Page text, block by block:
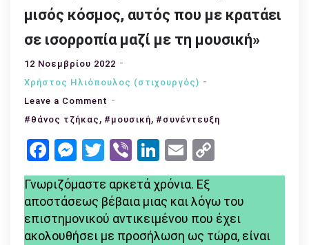
μισός κόσμος, αυτός που με κρατάει
σε ισορροπία μαζί με τη μουσική»
12 Νοεμβρίου 2022
Χρήστος Ηλιόπουλος (στιχουργός)
Leave a Comment on
Συνέντευξη
τον
Τζήκα:
«Η
Αστροφυσική
είναι
#θάνος τζήκας , #μουσική, #συνέντευξη
Facebook
Messenger
Twitter
ViberLinkedIn
Email
Link
Γνωριζόμαστε αρκετά χρόνια. Εξ
αποστάσεως βέβαια μιας και λόγω του
επιστημονικού αντικειμένου που έχει
ακολουθήσει με προσήλωση ως τώρα, είναι